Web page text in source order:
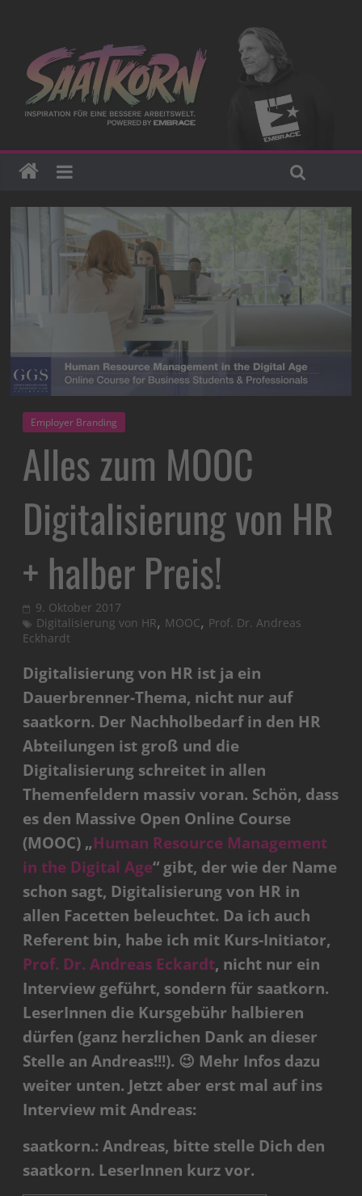
Employer Branding
Alles zum MOOC
Digitalisierung von HR
+ halber Preis!
9. Oktober 2017
Digitalisierung von HR, MOOC, Prof. Dr. Andreas
Eckhardt
Digitalisierung von HR ist ja ein
Dauerbrenner-Thema, nicht nur auf
saatkorn. Der Nachholbedarf in den HR
Abteilungen ist groß und die
Digitalisierung schreitet in allen
Themenfeldern massiv voran. Schön, dass
es den Massive Open Online Course
(MOOC) „Human Resource Management
in the Digital Age“ gibt, der wie der Name
schon sagt, Digitalisierung von HR in
allen Facetten beleuchtet. Da ich auch
Referent bin, habe ich mit Kurs-Initiator,
Prof. Dr. Andreas Eckardt, nicht nur ein
Interview geführt, sondern für saatkorn.
LeserInnen die Kursgebühr halbieren
dürfen (ganz herzlichen Dank an dieser
Stelle an Andreas!!!). 😉 Mehr Infos dazu
weiter unten. Jetzt aber erst mal auf ins
Interview mit Andreas:
saatkorn.: Andreas, bitte stelle Dich den
saatkorn. LeserInnen kurz vor.